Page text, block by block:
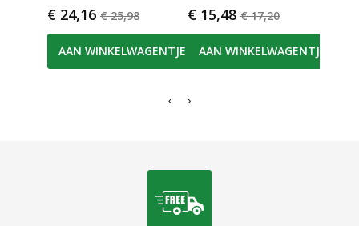
Prijs
€ 24,16 Normale prijs
€ 25,98
AAN WINKELWAGENTJE
Prijs
€ 15,48 Normale prijs
€ 17,20
AAN WINKELWAGENTJE